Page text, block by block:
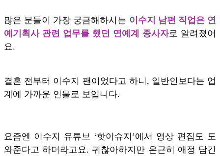
많은 분들이 가장 궁금해하시는 이수지 남편 직업은 연
예기획사 관련 업무를 했던 연예계 종사자로 알려졌어
요.
결혼 전부터 이수지 팬이었다고 하니, 일반인보다는 업
계에 가까운 인물로 보입니다.
요즘엔 이수지 유튜브 ‘핫이슈지’에서 영상 편집도 도
와준다고 하더라고요. 귀찮아하지만 은근히 애정 담긴